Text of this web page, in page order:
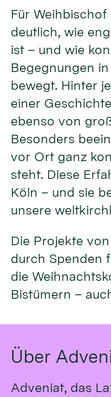
Für
deutlich, wie
ist – und wie
Begegnungen
bewegt. Hinter
einer
ebenso von
Besonders
vor Ort ganz
steht. Diese
Köln – und sie
unsere
Die Projekte
durch Spenden
die
Bistümern –
Über
Adveniat, das